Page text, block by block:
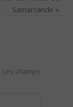
Samarcande »
Les champs